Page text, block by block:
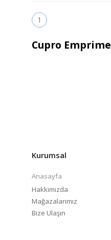
1
Cupro Emprime
Kurumsal
Anasayfa
Hakkımızda
Mağazalarımız
Bize Ulaşın